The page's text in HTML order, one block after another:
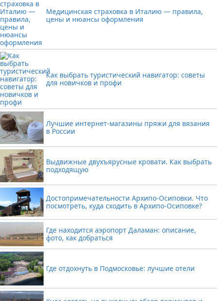
Медицинская страховка в Италию — правила,
цены и нюансы оформления
Как выбрать туристический навигатор: советы
для новичков и профи
Лучшие интернет-магазины пряжи для вязания
в России
Выдвижные двухъярусные кровати. Как выбрать
подходящую
Достопримечательности Архипо-Осиповки. Что
посмотреть, куда сходить в Архипо-Осиповке?
Где находится аэропорт Даламан: описание,
фото, как добраться
Где отдохнуть в Подмосковье: лучшие отели